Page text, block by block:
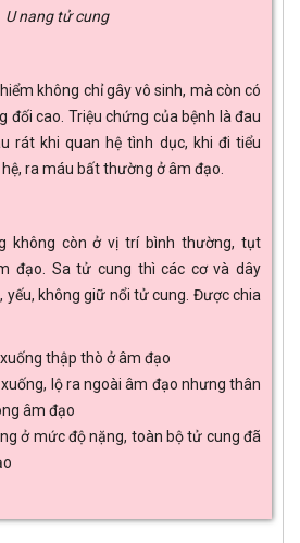
U nang tử cung
không chỉ gây vô sinh, mà còn có
đối cao. Triệu chứng của bệnh là đau
rát khi quan hệ tình dục, khi đi tiểu
ra máu bất thường ở âm đạo.
không còn ở vị trí bình thường, tụt
đạo. Sa tử cung thì các cơ và dây
yếu, không giữ nổi tử cung. Được chia
thập thò ở âm đạo
lộ ra ngoài âm đạo nhưng thân
âm đạo
ở mức độ nặng, toàn bộ tử cung đã